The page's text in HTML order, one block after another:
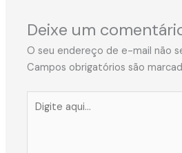
Deixe um
O seu endereço de e-mail não
Campos obrigatórios são
aqui...